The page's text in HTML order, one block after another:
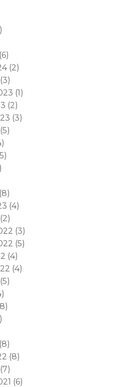
(2)
(1)
(2)
(3)
(5)
(8)
(4)
(2)
(3)
(5)
(4)
(4)
(5)
(8)
(8)
(7)
(6)